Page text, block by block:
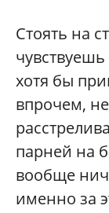
Стоять на
хотя бы
впрочем,
парней на
вообще
именно за